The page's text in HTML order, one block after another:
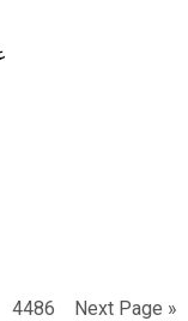
4486 Next Page »